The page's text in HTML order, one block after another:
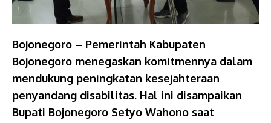
Bojonegoro – Pemerintah Kabupaten
Bojonegoro menegaskan komitmennya dalam
mendukung peningkatan kesejahteraan
penyandang disabilitas. Hal ini disampaikan
Bupati Bojonegoro Setyo Wahono saat